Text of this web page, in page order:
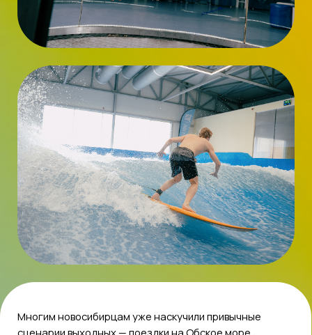
Многим новосибирцам уже наскучили привычные
сценарии выходных — поездки на Обское море,
велопрогулки по паркам и походы по торговым
центрам. Даже скалодромами сегодня мало кого
удивишь. Для тех, кому хочется новых эмоций и по-
настоящему ярких впечатлений, в городе есть
более необычные варианты отдыха. Например,
попробовать себя в серфинге или испытать
ощущение свободного полета в аэротрубе.
В самом центре города появились сразу две
площадка с первой в Сибири искусственной волной
river-wave*. Уникальный проект, аналоги которого
сегодня присутствуют только в Москве, позволяет